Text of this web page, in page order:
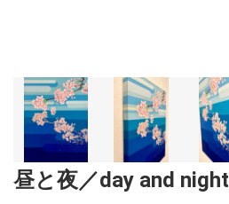
昼と夜／day and night